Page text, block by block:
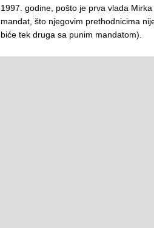
1997. godine, pošto je prva vlada
mandat, što njegovim prethodnicima
biće tek druga sa punim mandatom).